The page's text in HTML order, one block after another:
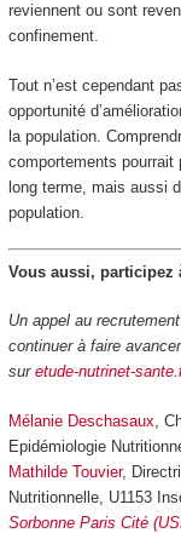
reviennent ou sont
confinement.
Tout n’est cependant
opportunité
la population.
comportements pourrait
long terme, mais aussi
population.
Vous aussi, participez
Un appel au
continuer à faire
sur etude-nutrinet-
Mélanie Deschasaux ,
Epidémiologie
Mathilde Touvier,
Nutritionnelle, U1153
Sorbonne Paris Cité